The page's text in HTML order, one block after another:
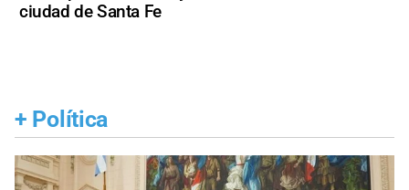
ciudad de Santa Fe
+ Política